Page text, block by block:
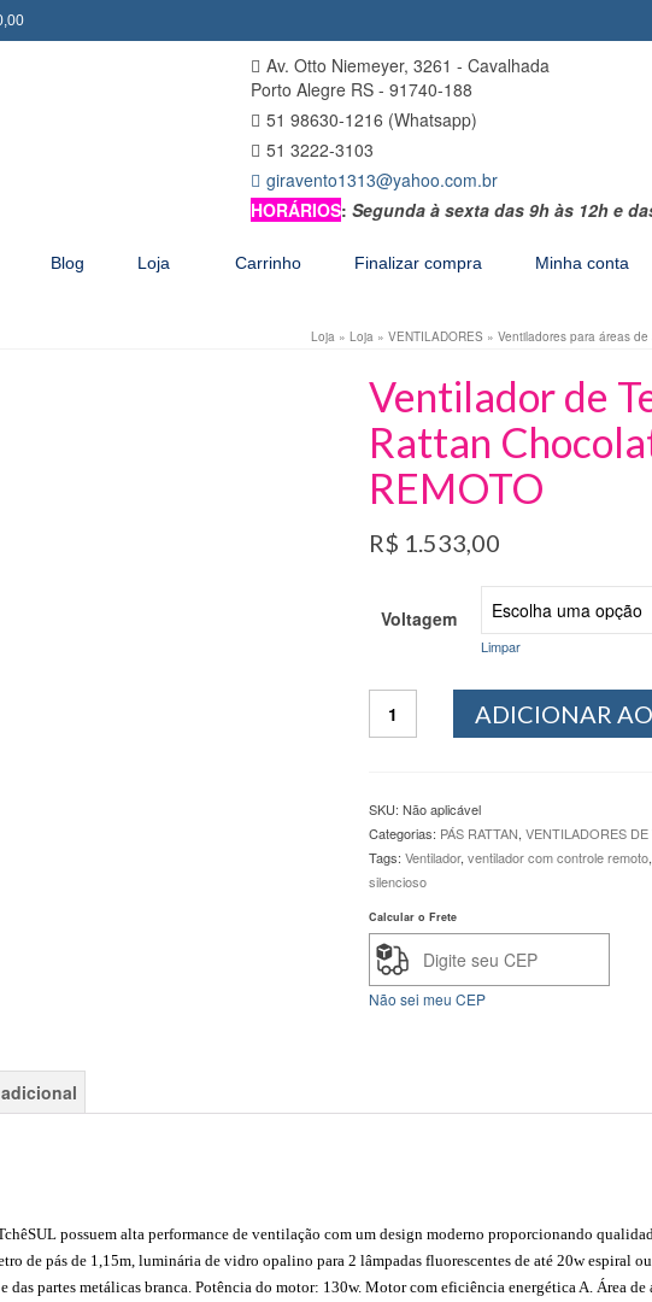
Av. Otto Niemeyer, 3261 - Cavalhada
Porto Alegre RS - 91740-188
51 98630-1216 (Whatsapp)
51 3222-3103
giravento1313@yahoo.com.br
HORÁRIOS: Segunda à sexta das 9h às 12h e
Blog Loja Carrinho Finalizar compra Minha conta
Loja » Loja » VENTILADORES » Ventiladores para áreas de
Ventilador de
Rattan
REMOTO
R$ 1.533,00
Voltagem
Limpar
Rattan
Chocolate
CONTROLE
REMOTO
quantidade
ADICIONAR
SKU: Não aplicável
Categorias: PÁS RATTAN, VENTILADORES
Tags: Ventilador, ventilador com controle remoto,
silencioso
Calcular o Frete
Não sei meu CEP
possuem alta performance de ventilação com um design moderno proporcionando
de pás de 1,15m, luminária de vidro opalino para 2 lâmpadas fluorescentes de até 20w espiral
das partes metálicas branca. Potência do motor: 130w. Motor com eficiência energética A. Área